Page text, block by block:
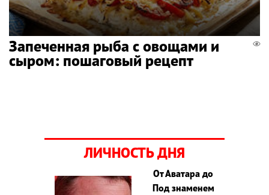
Запеченная рыба с овощами и
сыром: пошаговый рецепт
ЛИЧНОСТЬ ДНЯ
От Аватара до
Под знаменем